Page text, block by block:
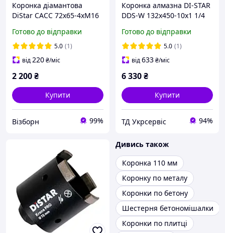
Коронка діамантова
DiStar САСС 72x65-4хМ16
під свердло
Готово до відправки
5.0 (1)
від220₴/міс
2 200₴
Купити
Візборн 99%
Коронка алмазна DI-STAR
DDS-W 132x450-10x1 1/4
Готово до відправки
5.0 (1)
від633₴/міс
6 330₴
Купити
ТД Укрсервіс 94%
Дивись також
Коронка 110 мм
Коронку по металу
Коронки по бетону
Шестерня бетономішалки
Коронки по плитці